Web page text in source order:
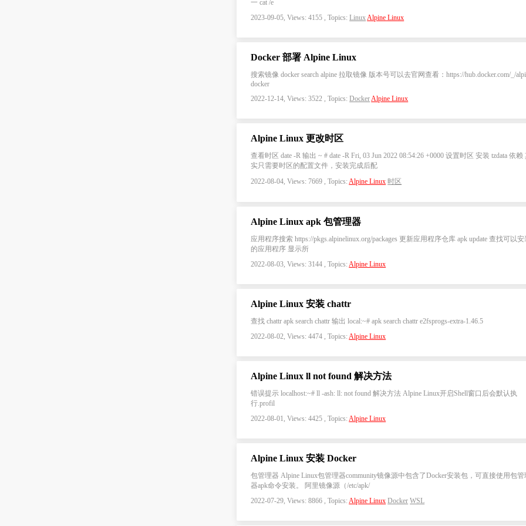
一 cat /e
2023-09-05, Views: 4155 , Topics:LinuxAlpine Linux
Docker 部署 Alpine Linux
搜索镜像 docker search alpine 拉取镜像 版本号可以去官网查看：https://hub.docker.com/_/
docker
2022-12-14, Views: 3522 , Topics:DockerAlpine Linux
Alpine Linux 更改时区
查看时区 date -R 输出 ~ # date -R Fri, 03 Jun 2022 08:54:26 +0000 设置时区 安装 tzdata 依赖
实只需要时区的配置文件，安装完成后配
2022-08-04, Views: 7669 , Topics:Alpine Linux 时区
Alpine Linux apk 包管理器
应用程序搜索 https://pkgs.alpinelinux.org/packages 更新应用程序仓库 apk update 查找可以
的应用程序 显示所
2022-08-03, Views: 3144 , Topics:Alpine Linux
Alpine Linux 安装 chattr
查找 chattr apk search chattr 输出 local:~# apk search chattr e2fsprogs-extra-1.46.5
2022-08-02, Views: 4474 , Topics:Alpine Linux
Alpine Linux ll not found 解决方法
错误提示 localhost:~# ll -ash: ll: not found 解决方法 Alpine Linux开启Shell窗口后会默认执
行.profil
2022-08-01, Views: 4425 , Topics:Alpine Linux
Alpine Linux 安装 Docker
包管理器 Alpine Linux包管理器community镜像源中包含了Docker安装包，可直接使用包管
器apk命令安装。 阿里镜像源（/etc/apk/
2022-07-29, Views: 8866 , Topics:Alpine Linux Docker WSL